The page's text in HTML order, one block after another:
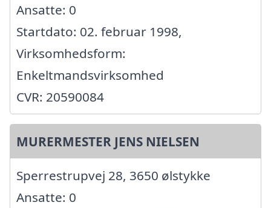
Ansatte: 0
Startdato: 02. februar 1998,
Virksomhedsform:
Enkeltmandsvirksomhed
CVR: 20590084
MURERMESTER JENS NIELSEN
Sperrestrupvej 28, 3650 ølstykke
Ansatte: 0